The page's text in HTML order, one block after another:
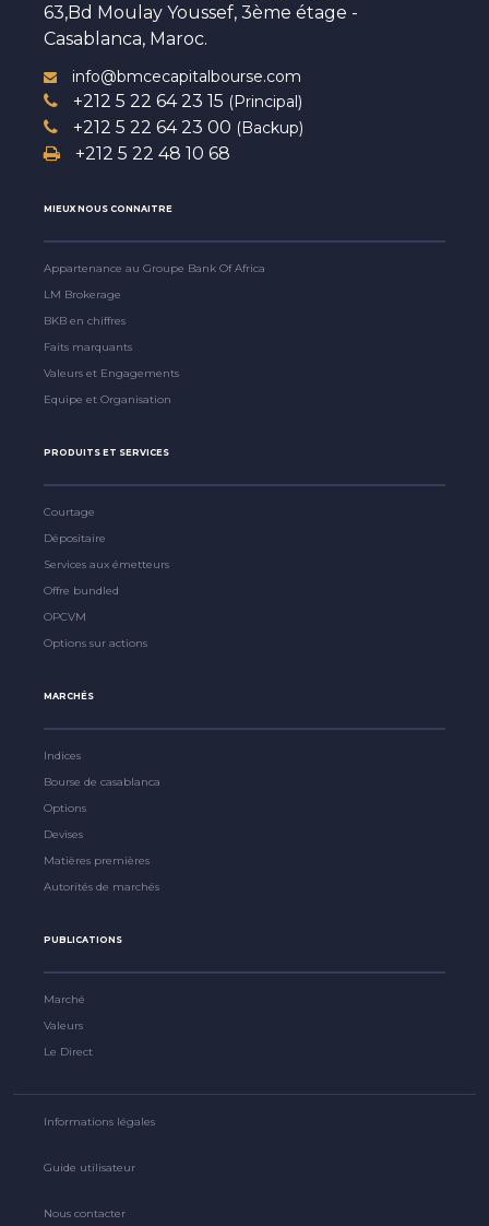
63,Bd Moulay Youssef, 3ème étage -
Casablanca, Maroc.
info@bmcecapitalbourse.com
+212 5 22 64 23 15 (Principal)
+212 5 22 64 23 00 (Backup)
+212 5 22 48 10 68
MIEUX NOUS CONNAITRE
Appartenance au Groupe Bank Of Africa
LM Brokerage
BKB en chiffres
Faits marquants
Valeurs et Engagements
Equipe et Organisation
PRODUITS ET SERVICES
Courtage
Dépositaire
Services aux émetteurs
Offre bundled
OPCVM
Options sur actions
MARCHÉS
Indices
Bourse de casablanca
Options
Devises
Matières premières
Autorités de marchés
PUBLICATIONS
Marché
Valeurs
Le Direct
Informations légales
Guide utilisateur
Nous contacter